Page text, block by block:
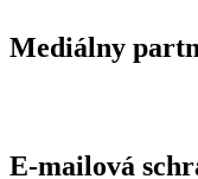
Mediálny
E-mailová